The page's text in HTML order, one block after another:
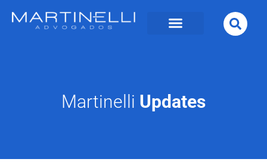
Martinelli Updates